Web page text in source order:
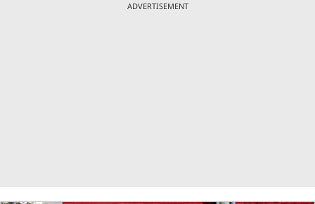
ADVERTISEMENT